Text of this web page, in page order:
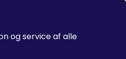
og service af alle